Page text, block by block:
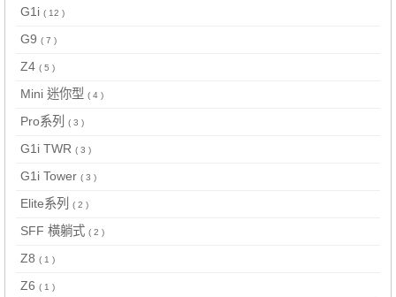
G1i ( 12 )
G9 ( 7 )
Z4 ( 5 )
Mini 迷你型 ( 4 )
Pro系列 ( 3 )
G1i TWR ( 3 )
G1i Tower ( 3 )
Elite系列 ( 2 )
SFF 橫躺式 ( 2 )
Z8 ( 1 )
Z6 ( 1 )